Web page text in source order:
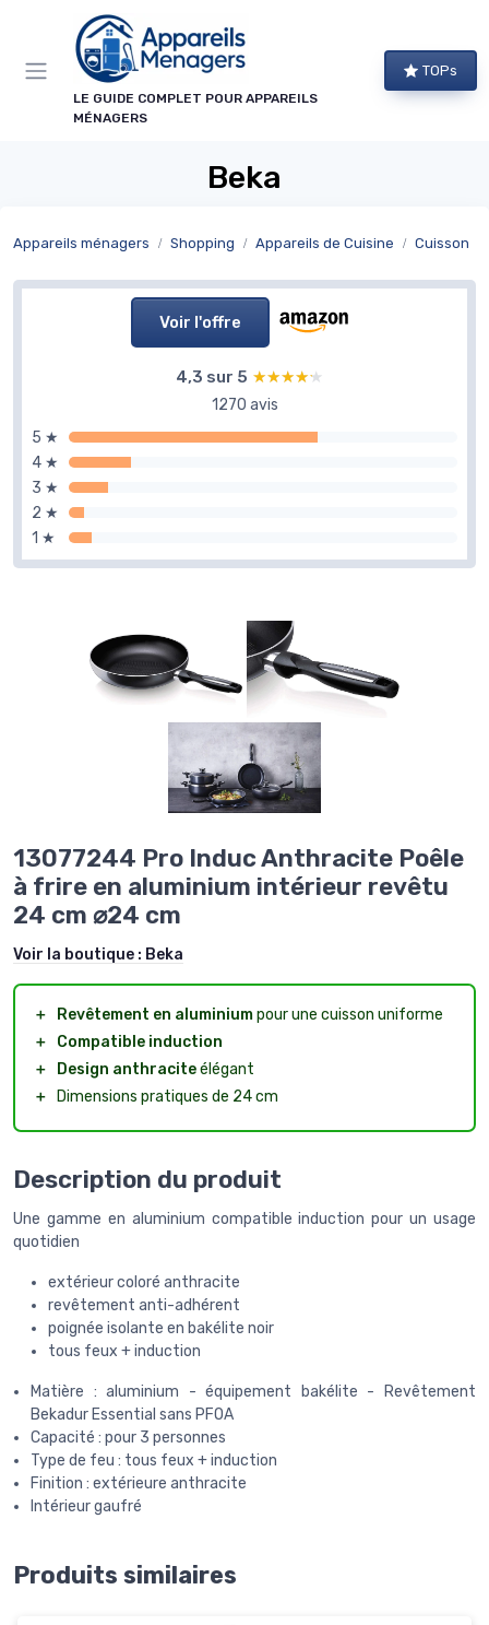
LE GUIDE COMPLET POUR APPAREILS
MÉNAGERS
TOPs
Beka
Appareils ménagers Shopping Appareils de Cuisine Cuisson
Voir l'offre
4,3 sur 5 ★★★★★
★★★★★
1270 avis
5 ★
4 ★
3 ★
2 ★
1 ★
13077244 Pro Induc Anthracite Poêle
à frire en aluminium intérieur revêtu
24 cm ⌀24 cm
Voir la boutique : Beka
＋ Revêtement en aluminiumpour une cuisson uniforme
＋
Compatible induction
＋
Design anthraciteélégant
＋
Dimensions pratiques de 24 cm
Description du produit
Une gamme en aluminium compatible induction pour un usage
quotidien
extérieur coloré anthracite
revêtement anti-adhérent
poignée isolante en bakélite noir
tous feux + induction
Matière : aluminium - équipement bakélite - Revêtement
Bekadur Essential sans PFOA
Capacité : pour 3 personnes
Type de feu : tous feux + induction
Finition : extérieure anthracite
Intérieur gaufré
Produits similaires
Panneau de gestion des cookies